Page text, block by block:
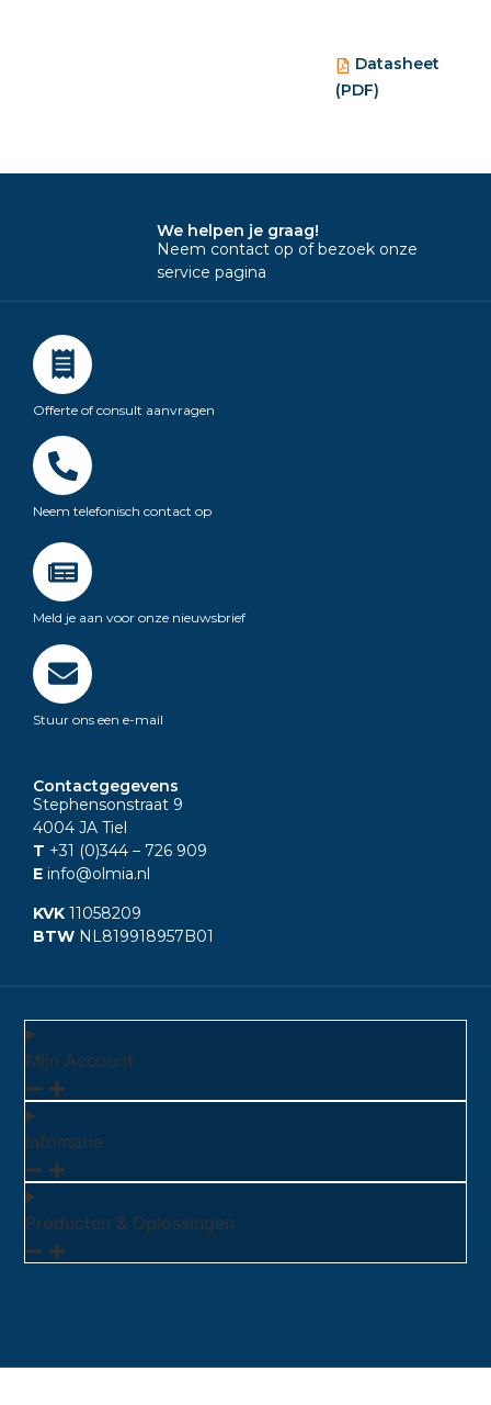
Datasheet
(PDF)
We helpen je graag!
Neem contact op of bezoek onze
service pagina
Offerte of consult aanvragen
Neem telefonisch contact op
Meld je aan voor onze nieuwsbrief
Stuur ons een e-mail
Contactgegevens
Stephensonstraat 9
4004 JA Tiel
T +31 (0)344 – 726 909
E info@olmia.nl
KVK 11058209
BTW NL819918957B01
Mijn Account
Infomatie
Producten & Oplossingen